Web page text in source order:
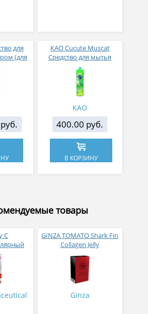
для
(для
STEP
мл
KAO Cucute Muscat
Средство для мытья
посуды, овощей и
фруктов с ароматом
винограда 220 мл
KAO
400.00 руб.
В КОРЗИНУ
товары
C
с
и 5
8 гр
GINZA TOMATO Shark Fin
Collagen Jelly
Коллагеновое желе из
плавников голубой
акулы со вкусом манго
№ 14
Ginza